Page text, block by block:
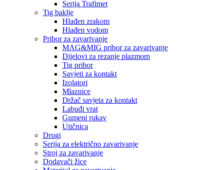
Serija Trafimet
Tig baklje
Hlađen zrakom
Hlađen vodom
Pribor za zavarivanje
MAG&MIG pribor za zavarivanje
Dijelovi za rezanje plazmom
Tig pribor
Savjeti za kontakt
Izolatori
Mlaznice
Držač savjeta za kontakt
Labuđi vrat
Gumeni rukav
Utičnica
Drugi
Serija za električno zavarivanje
Stroj za zavarivanje
Dodavači žice